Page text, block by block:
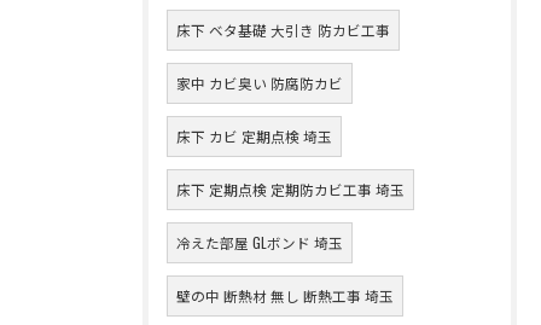
床下 ベタ基礎 大引き 防カビ工事
家中 カビ臭い 防腐防カビ
床下 カビ 定期点検 埼玉
床下 定期点検 定期防カビ工事 埼玉
冷えた部屋 GLボンド 埼玉
壁の中 断熱材 無し 断熱工事 埼玉